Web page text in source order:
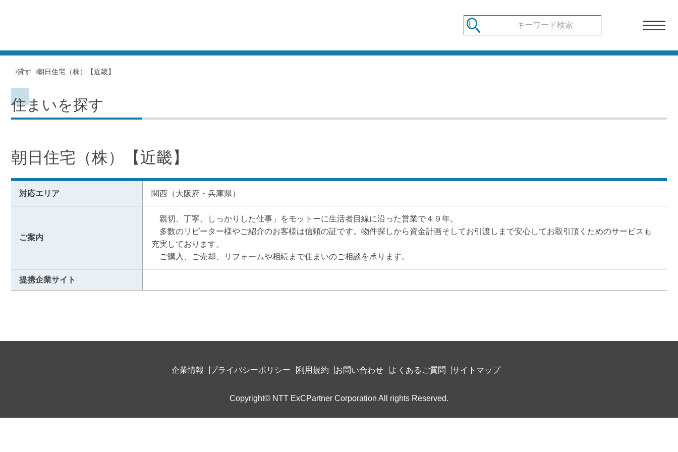
貸す 朝日住宅（株）【近畿】
住まいを探す
朝日住宅（株）【近畿】
対応エリア 関西（大阪府・兵庫県）
ご案内
親切、丁寧、しっかりした仕事」をモットーに生活者目線に沿った営業で４９年。
多数のリピーター様やご紹介のお客様は信頼の証です。物件探しから資金計画そしてお引渡しまで安心してお取引頂くためのサービスも
充実しております。
ご購入、ご売却、リフォームや相続まで住まいのご相談を承ります。
提携企業サイト
企業情報 プライバシーポリシー 利用規約 お問い合わせ よくあるご質問 サイトマップ
Copyright© NTT ExCPartner Corporation All rights Reserved.